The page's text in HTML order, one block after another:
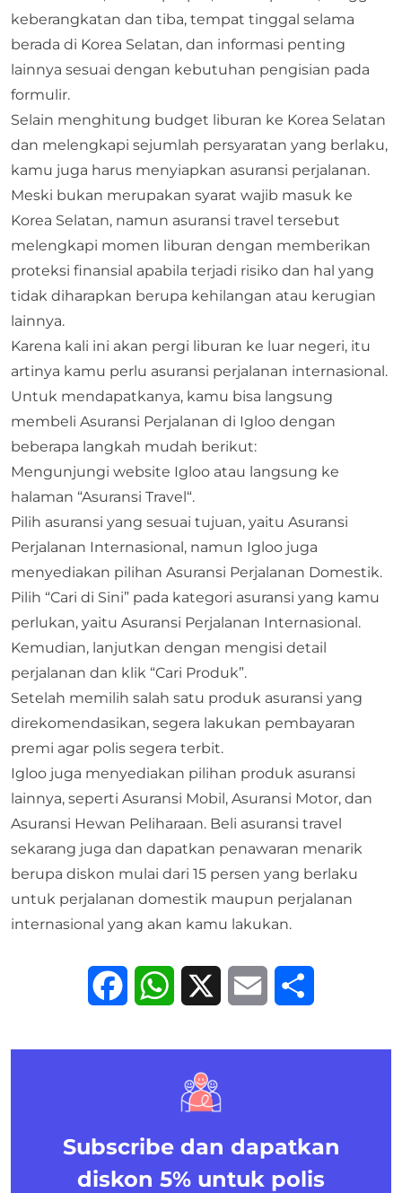
keberangkatan dan tiba, tempat tinggal selama
berada di Korea Selatan, dan informasi penting
lainnya sesuai dengan kebutuhan pengisian pada
formulir.
Selain menghitung budget liburan ke Korea Selatan
dan melengkapi sejumlah persyaratan yang berlaku,
kamu juga harus menyiapkan asuransi perjalanan.
Meski bukan merupakan syarat wajib masuk ke
Korea Selatan, namun asuransi travel tersebut
melengkapi momen liburan dengan memberikan
proteksi finansial apabila terjadi risiko dan hal yang
tidak diharapkan berupa kehilangan atau kerugian
lainnya.
Karena kali ini akan pergi liburan ke luar negeri, itu
artinya kamu perlu asuransi perjalanan internasional.
Untuk mendapatkanya, kamu bisa langsung
membeli Asuransi Perjalanan di Igloo dengan
beberapa langkah mudah berikut:
Mengunjungi website Igloo atau langsung ke
halaman “Asuransi Travel“.
Pilih asuransi yang sesuai tujuan, yaitu Asuransi
Perjalanan Internasional, namun Igloo juga
menyediakan pilihan Asuransi Perjalanan Domestik.
Pilih “Cari di Sini” pada kategori asuransi yang kamu
perlukan, yaitu Asuransi Perjalanan Internasional.
Kemudian, lanjutkan dengan mengisi detail
perjalanan dan klik “Cari Produk”.
Setelah memilih salah satu produk asuransi yang
direkomendasikan, segera lakukan pembayaran
premi agar polis segera terbit.
Igloo juga menyediakan pilihan produk asuransi
lainnya, seperti Asuransi Mobil, Asuransi Motor, dan
Asuransi Hewan Peliharaan. Beli asuransi travel
sekarang juga dan dapatkan penawaran menarik
berupa diskon mulai dari 15 persen yang berlaku
untuk perjalanan domestik maupun perjalanan
internasional yang akan kamu lakukan.
FacebookWhatsApp Email
Subscribe dan dapatkan
diskon 5% untuk polis